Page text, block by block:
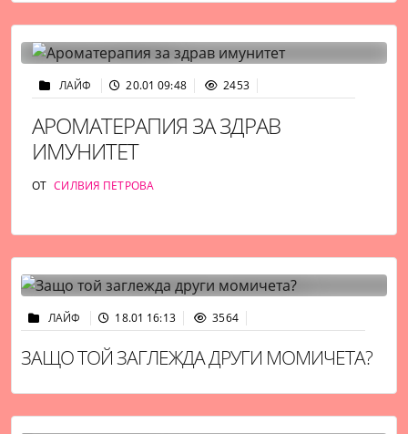
ЛАЙФ 20.01 09:48 2453
АРОМАТЕРАПИЯ ЗА ЗДРАВ
ИМУНИТЕТ
ОТ СИЛВИЯ ПЕТРОВА
ЛАЙФ 18.01 16:13 3564
ЗАЩО ТОЙ ЗАГЛЕЖДА ДРУГИ МОМИЧЕТА?